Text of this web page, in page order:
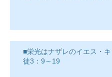
■栄光はナザレのイエス・キ
徒3：9～19